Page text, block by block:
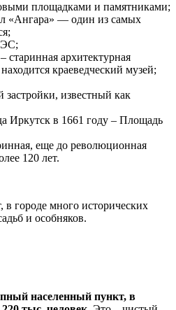
площадками и памятниками;
«Ангара» — один из самых
старинная архитектурная
краеведческий музей;
застройки, известный как
Иркутск в 1661 году – Площадь
еще до революционная
120 лет.
городе много исторических
и особняков.
населенный пункт, в